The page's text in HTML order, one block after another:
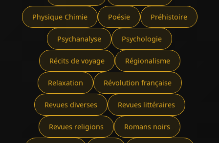
Physique Chimie Poésie Préhistoire
Psychanalyse Psychologie
Récits de voyage Régionalisme
Relaxation Révolution française
Revues diverses Revues littéraires
Revues religions Romans noirs